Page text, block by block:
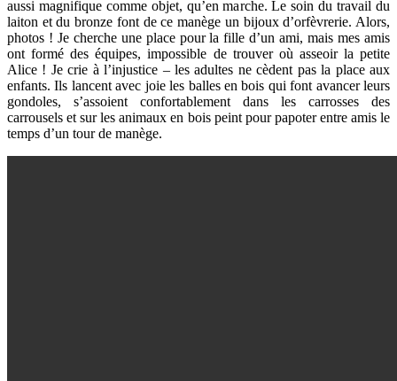
aussi magnifique comme objet, qu’en marche. Le soin du travail du
laiton et du bronze font de ce manège un bijoux d’orfèvrerie. Alors,
photos ! Je cherche une place pour la fille d’un ami, mais mes amis
ont formé des équipes, impossible de trouver où asseoir la petite
Alice ! Je crie à l’injustice – les adultes ne cèdent pas la place aux
enfants. Ils lancent avec joie les balles en bois qui font avancer leurs
gondoles, s’assoient confortablement dans les carrosses des
carrousels et sur les animaux en bois peint pour papoter entre amis le
temps d’un tour de manège.